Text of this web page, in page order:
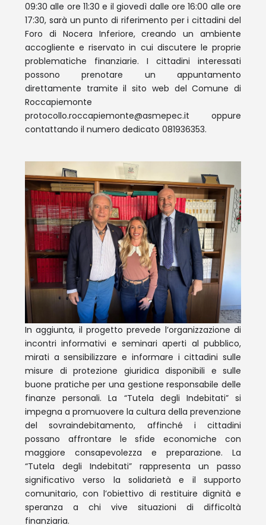
09:30 alle ore 11:30 e il giovedì dalle ore 16:00 alle ore
17:30, sarà un punto di riferimento per i cittadini del
Foro di Nocera Inferiore, creando un ambiente
accogliente e riservato in cui discutere le proprie
problematiche finanziarie. I cittadini interessati
possono prenotare un appuntamento
direttamente tramite il sito web del Comune di
Roccapiemonte
protocollo.roccapiemonte@asmepec.it oppure
contattando il numero dedicato 081936353.
In aggiunta, il progetto prevede l’organizzazione di
incontri informativi e seminari aperti al pubblico,
mirati a sensibilizzare e informare i cittadini sulle
misure di protezione giuridica disponibili e sulle
buone pratiche per una gestione responsabile delle
finanze personali. La “Tutela degli Indebitati” si
impegna a promuovere la cultura della prevenzione
del sovraindebitamento, affinché i cittadini
possano affrontare le sfide economiche con
maggiore consapevolezza e preparazione. La
“Tutela degli Indebitati” rappresenta un passo
significativo verso la solidarietà e il supporto
comunitario, con l’obiettivo di restituire dignità e
speranza a chi vive situazioni di difficoltà
finanziaria.